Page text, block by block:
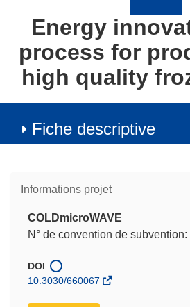
Energy
process for
high quality
Fiche descriptive
Informations projet
COLDmicroWAVE
N° de convention de
DOI
10.3030/660067